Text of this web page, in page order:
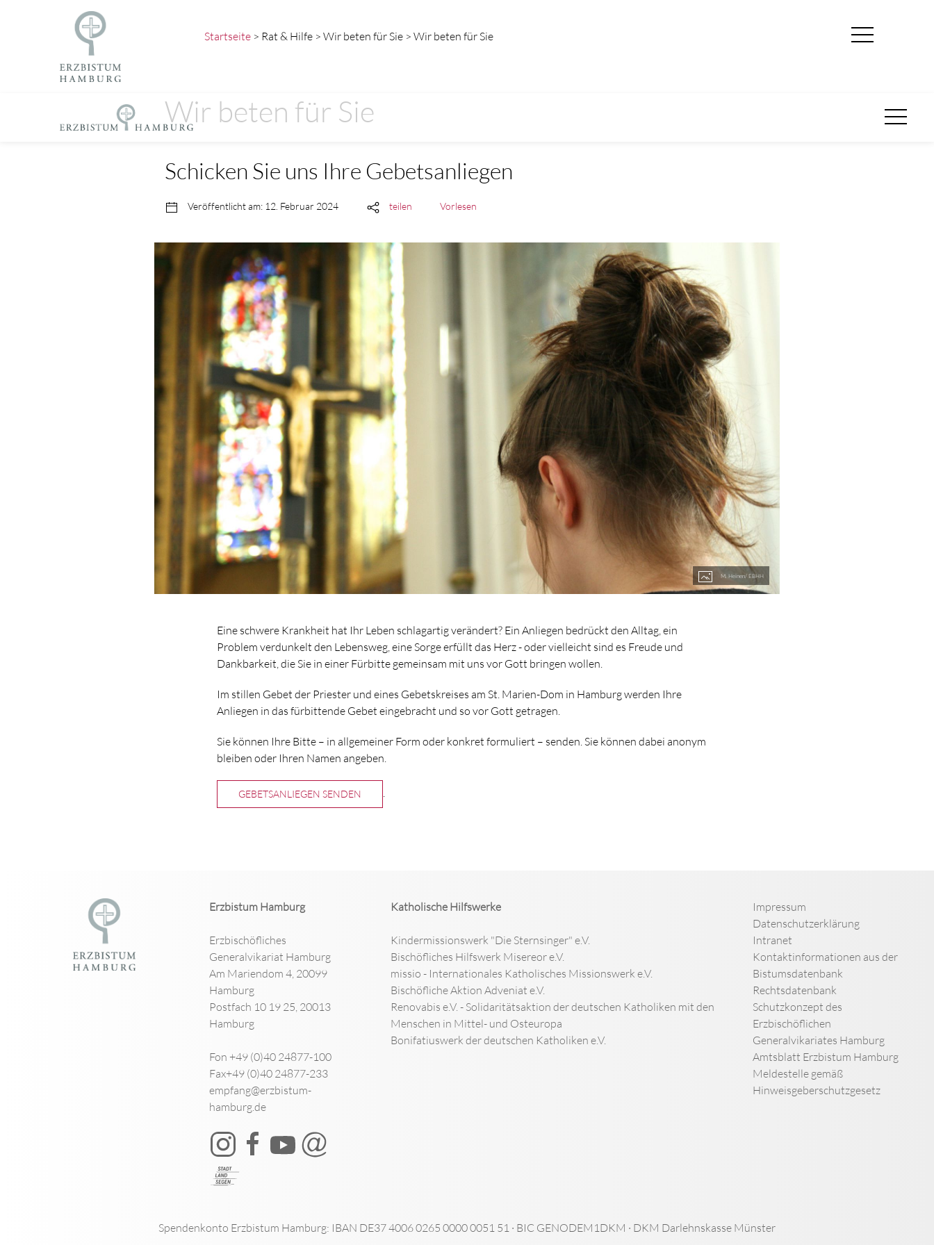
Startseite > Rat & Hilfe > Wir beten für Sie > Wir beten für Sie
Wir beten für Sie
Schicken Sie uns Ihre Gebetsanliegen
Veröffentlicht am: 12. Februar 2024 teilen Vorlesen
M. Heinen/ EBHH
Eine schwere Krankheit hat Ihr Leben schlagartig verändert? Ein Anliegen bedrückt den Alltag, ein
Problem verdunkelt den Lebensweg, eine Sorge erfüllt das Herz - oder vielleicht sind es Freude und
Dankbarkeit, die Sie in einer Fürbitte gemeinsam mit uns vor Gott bringen wollen.
Im stillen Gebet der Priester und eines Gebetskreises am St. Marien-Dom in Hamburg werden Ihre
Anliegen in das fürbittende Gebet eingebracht und so vor Gott getragen.
Sie können Ihre Bitte – in allgemeiner Form oder konkret formuliert – senden. Sie können dabei anonym
bleiben oder Ihren Namen angeben.
GEBETSANLIEGEN SENDEN
Erzbistum Hamburg
Erzbischöfliches
Generalvikariat Hamburg
Am Mariendom 4, 20099
Hamburg
Postfach 10 19 25, 20013
Hamburg
Fon +49 (0)40 24877-100
Fax+49 (0)40 24877-233
empfang@erzbistum-
hamburg.de
Katholische Hilfswerke
Kindermissionswerk "Die Sternsinger" e.V.
Bischöfliches Hilfswerk Misereor e.V.
missio - Internationales Katholisches Missionswerk e.V.
Bischöfliche Aktion Adveniat e.V.
Renovabis e.V. - Solidaritätsaktion der deutschen Katholiken mit den
Menschen in Mittel- und Osteuropa
Bonifatiuswerk der deutschen Katholiken e.V.
Impressum
Datenschutzerklärung
Intranet
Kontaktinformationen aus der
Bistumsdatenbank
Rechtsdatenbank
Schutzkonzept des
Erzbischöflichen
Generalvikariates Hamburg
Amtsblatt Erzbistum Hamburg
Meldestelle gemäß
Hinweisgeberschutzgesetz
Spendenkonto Erzbistum Hamburg: IBAN DE37 4006 0265 0000 0051 51 · BIC GENODEM1DKM · DKM Darlehnskasse Münster